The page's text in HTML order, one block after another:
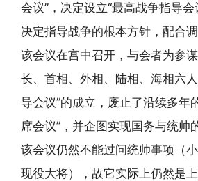
会议”，决定设立“最高战争指导会
决定指导战争的根本方针，配合调
该会议在宫中召开，与会者为参
长、首相、外相、陆相、海相六
导会议”的成立，废止了沿续多年
席会议”，并企图实现国务与统帅
该会议仍然不能过问统帅事项（
现役大将），故它实际上仍然是